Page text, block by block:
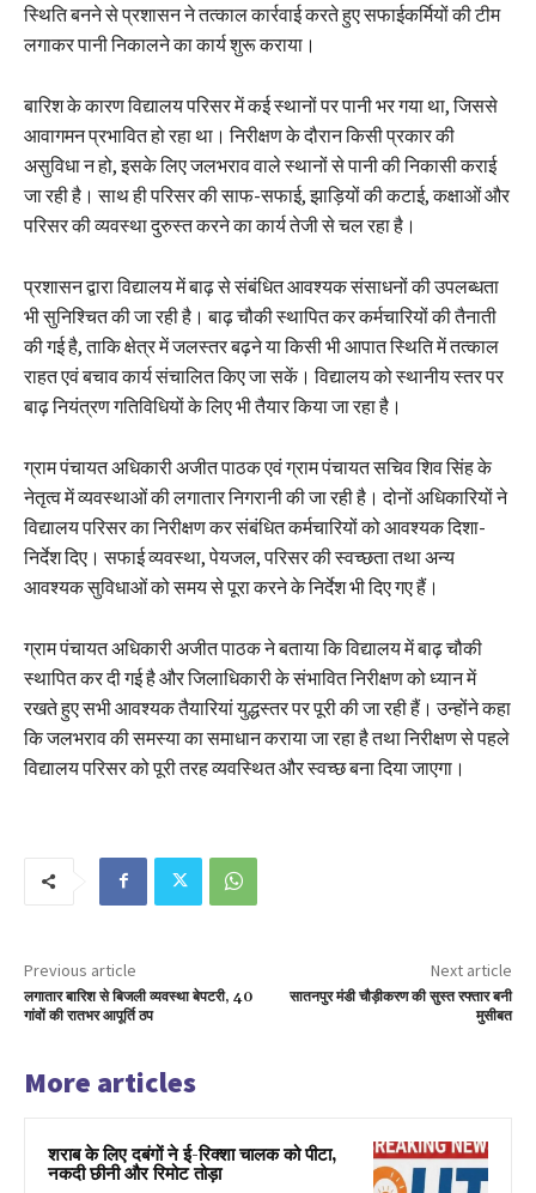
स्थिति बनने से प्रशासन ने तत्काल कार्रवाई करते हुए सफाईकर्मियों की टीम
लगाकर पानी निकालने का कार्य शुरू कराया।
बारिश के कारण विद्यालय परिसर में कई स्थानों पर पानी भर गया था, जिससे
आवागमन प्रभावित हो रहा था। निरीक्षण के दौरान किसी प्रकार की
असुविधा न हो, इसके लिए जलभराव वाले स्थानों से पानी की निकासी कराई
जा रही है। साथ ही परिसर की साफ-सफाई, झाड़ियों की कटाई, कक्षाओं और
परिसर की व्यवस्था दुरुस्त करने का कार्य तेजी से चल रहा है।
प्रशासन द्वारा विद्यालय में बाढ़ से संबंधित आवश्यक संसाधनों की उपलब्धता
भी सुनिश्चित की जा रही है। बाढ़ चौकी स्थापित कर कर्मचारियों की तैनाती
की गई है, ताकि क्षेत्र में जलस्तर बढ़ने या किसी भी आपात स्थिति में तत्काल
राहत एवं बचाव कार्य संचालित किए जा सकें। विद्यालय को स्थानीय स्तर पर
बाढ़ नियंत्रण गतिविधियों के लिए भी तैयार किया जा रहा है।
ग्राम पंचायत अधिकारी अजीत पाठक एवं ग्राम पंचायत सचिव शिव सिंह के
नेतृत्व में व्यवस्थाओं की लगातार निगरानी की जा रही है। दोनों अधिकारियों ने
विद्यालय परिसर का निरीक्षण कर संबंधित कर्मचारियों को आवश्यक दिशा-
निर्देश दिए। सफाई व्यवस्था, पेयजल, परिसर की स्वच्छता तथा अन्य
आवश्यक सुविधाओं को समय से पूरा करने के निर्देश भी दिए गए हैं।
ग्राम पंचायत अधिकारी अजीत पाठक ने बताया कि विद्यालय में बाढ़ चौकी
स्थापित कर दी गई है और जिलाधिकारी के संभावित निरीक्षण को ध्यान में
रखते हुए सभी आवश्यक तैयारियां युद्धस्तर पर पूरी की जा रही हैं। उन्होंने कहा
कि जलभराव की समस्या का समाधान कराया जा रहा है तथा निरीक्षण से पहले
विद्यालय परिसर को पूरी तरह व्यवस्थित और स्वच्छ बना दिया जाएगा।
Previous article
लगातार बारिश से बिजली व्यवस्था बेपटरी, 40
गांवों की रातभर आपूर्ति ठप
Next article
सातनपुर मंडी चौड़ीकरण की सुस्त रफ्तार बनी
मुसीबत
More articles
शराब के लिए दबंगों ने ई-रिक्शा चालक को पीटा,
नकदी छीनी और रिमोट तोड़ा